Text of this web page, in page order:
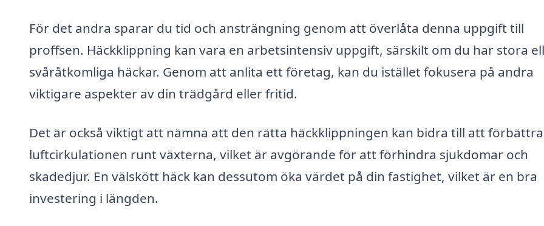
För det andra sparar du tid och ansträngning genom att överlåta denna uppgift till
proffsen. Häckklippning kan vara en arbetsintensiv uppgift, särskilt om du har stora
svåråtkomliga häckar. Genom att anlita ett företag, kan du istället fokusera på andra
viktigare aspekter av din trädgård eller fritid.
Det är också viktigt att nämna att den rätta häckklippningen kan bidra till att förbättra
luftcirkulationen runt växterna, vilket är avgörande för att förhindra sjukdomar och
skadedjur. En välskött häck kan dessutom öka värdet på din fastighet, vilket är en bra
investering i längden.